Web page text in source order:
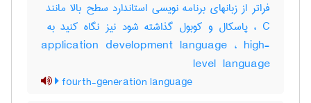
application development language ، ‎high-
level ‎ language
fourth-generation language